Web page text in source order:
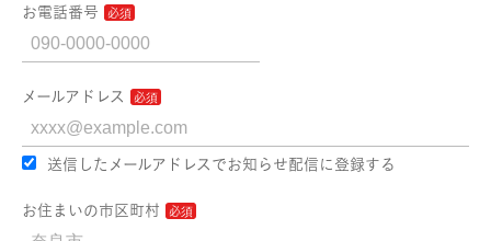
お電話番号
メールアドレス
送信したメールアドレスでお知らせ配信に登録する
お住まいの市区町村